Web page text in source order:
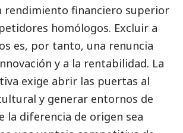
rendimiento financiero superior
homólogos. Excluir a
es, por tanto, una renuncia
y a la rentabilidad. La
exige abrir las puertas al
y generar entornos de
la diferencia de origen sea